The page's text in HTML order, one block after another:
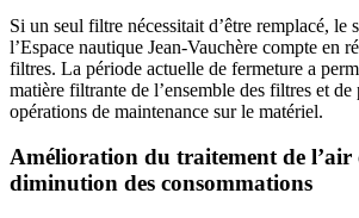
Si un seul filtre nécessitait d’être remplacé, le
l’Espace nautique Jean-Vauchère compte en
filtres. La période actuelle de fermeture a
matière filtrante de l’ensemble des filtres et de
opérations de maintenance sur le matériel.
Amélioration du traitement de l’air
diminution des consommations